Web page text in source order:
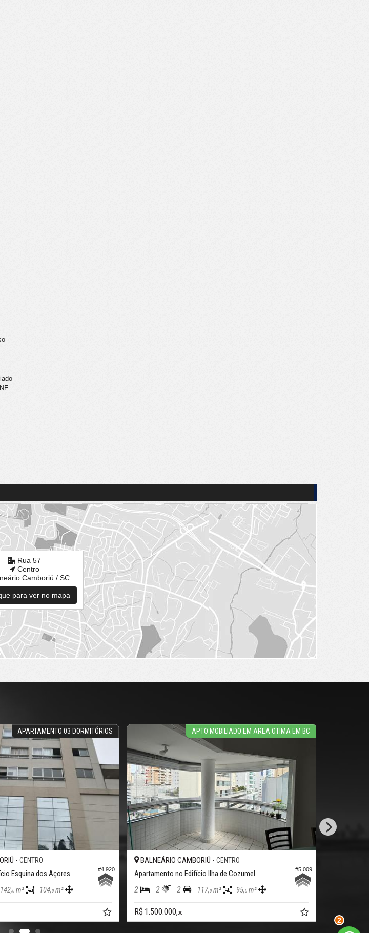
Rua 57
Centro
Camboriú / SC
para ver no mapa
03 DORMITÓRIOS
Açores
104,0m²
APTO MOBILIADO EM AREA OTIMA EM BC
BALNEÁRIO CAMBORIÚ - CENTRO
Apartamento no Edifício Ilha de Cozumel
2 117, m² 95,0m²
R$ 1.500.000,00
Apartamento no Edifício
R$ 1.850.000,
2